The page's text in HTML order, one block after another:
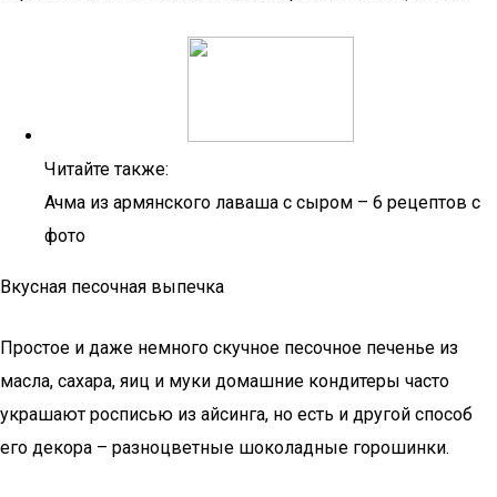
Читайте также:
Ачма из армянского лаваша с сыром – 6 рецептов с
фото
Вкусная песочная выпечка
Простое и даже немного скучное песочное печенье из
масла, сахара, яиц и муки домашние кондитеры часто
украшают росписью из айсинга, но есть и другой способ
его декора – разноцветные шоколадные горошинки.